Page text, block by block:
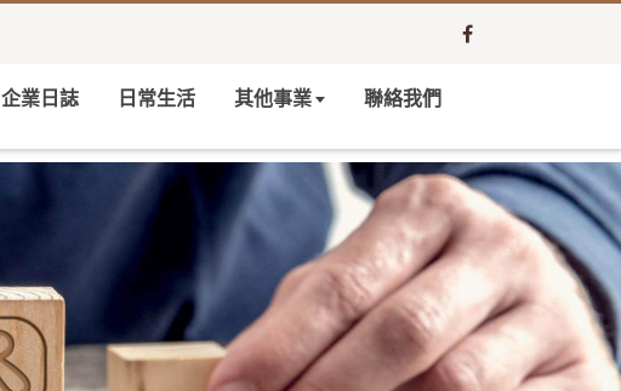
企業日誌 日常生活 其他事業 聯絡我們